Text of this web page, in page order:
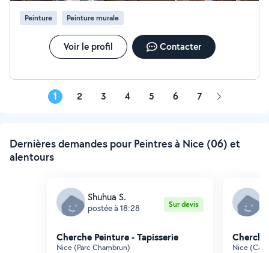
Peinture Peinture murale
Voir le profil Contacter
1 2 3 4 5 6 7 Page
Dernières demandes pour Peintres à Nice (06) et
alentours
Shuhua S.
postée à 18:28 Sur devis
Cherche Peinture - Tapisserie
Nice (Parc Chambrun)
Nice